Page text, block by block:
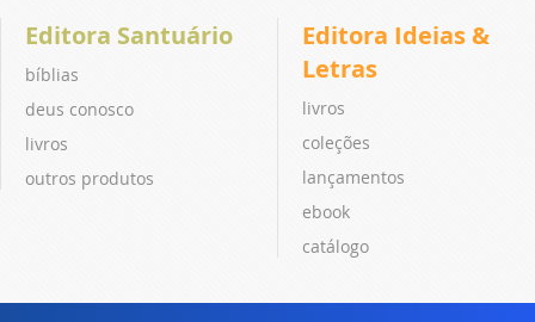
Editora Santuário
bíblias
deus conosco
livros
outros produtos
Editora Ideias &
Letras
livros
coleções
lançamentos
ebook
catálogo